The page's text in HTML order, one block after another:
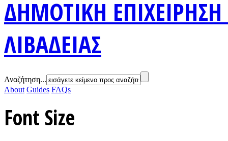
ΔΗΜΟΤΙΚΗ
ΛΙΒΑΔΕΙΑΣ
Αναζήτηση...
About Guides FAQs
Font Size